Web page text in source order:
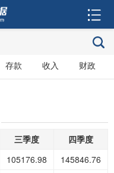
存款 收入 财政
三季度
四季度
105176.98
145846.76